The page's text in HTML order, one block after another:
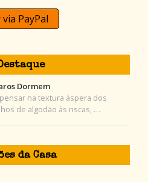
PayPal
Dormem
pensar na textura áspera dos
de algodão às riscas, …
da Casa